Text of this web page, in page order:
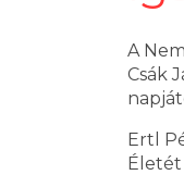
A
Csák
Ertl